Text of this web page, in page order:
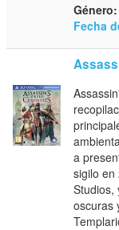
Género:
Fecha
a
sigilo en
Studios,
oscuras